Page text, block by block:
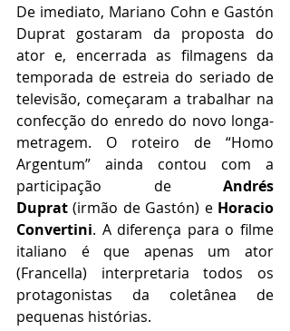
De imediato, Mariano Cohn e Gastón
Duprat gostaram da proposta do
ator e, encerrada as filmagens da
temporada de estreia do seriado de
televisão, começaram a trabalhar na
confecção do enredo do novo longa-
metragem. O roteiro de “Homo
Argentum” ainda contou com a
participação de Andrés
Duprat (irmão de Gastón) e Horacio
Convertini. A diferença para o filme
italiano é que apenas um ator
(Francella) interpretaria todos os
protagonistas da coletânea de
pequenas histórias.